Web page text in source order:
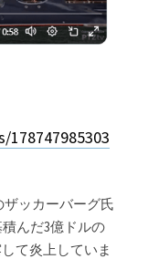
ッカーバーグ氏
んだ3億ドルの
て炎上していま